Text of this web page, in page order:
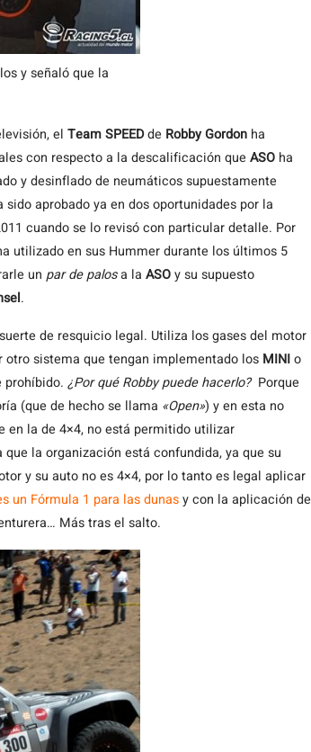
y señaló que la
el Team SPEEDde Robby Gordon ha
con respecto a la descalificación que ASO ha
y desinflado de neumáticos supuestamente
aprobado ya en dos oportunidades por la
cuando se lo revisó con particular detalle. Por
utilizado en sus Hummer durante los últimos 5
un par de palosa la ASOy su supuesto
.
de resquicio legal. Utiliza los gases del motor
sistema que tengan implementado los MINIo
prohíbido. ¿Por qué Robby puede hacerlo? Porque
(que de hecho se llama «Open») y en esta no
en la de 4×4, no está permitido utilizar
la organización está confundida, ya que su
y su auto no es 4×4, por lo tanto es legal aplicar
un Fórmula 1 para las dunasy con la aplicación de
Más tras el salto.